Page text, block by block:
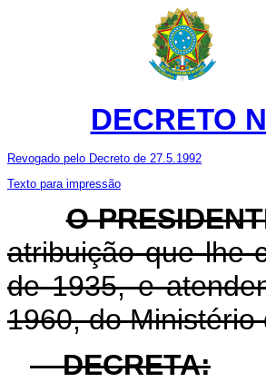
DECRETO N
Revogado pelo Decreto de 27.5.1992
Texto para impressão
O
atribuição que lhe
de 1935, e
1960, do
DECRETA: